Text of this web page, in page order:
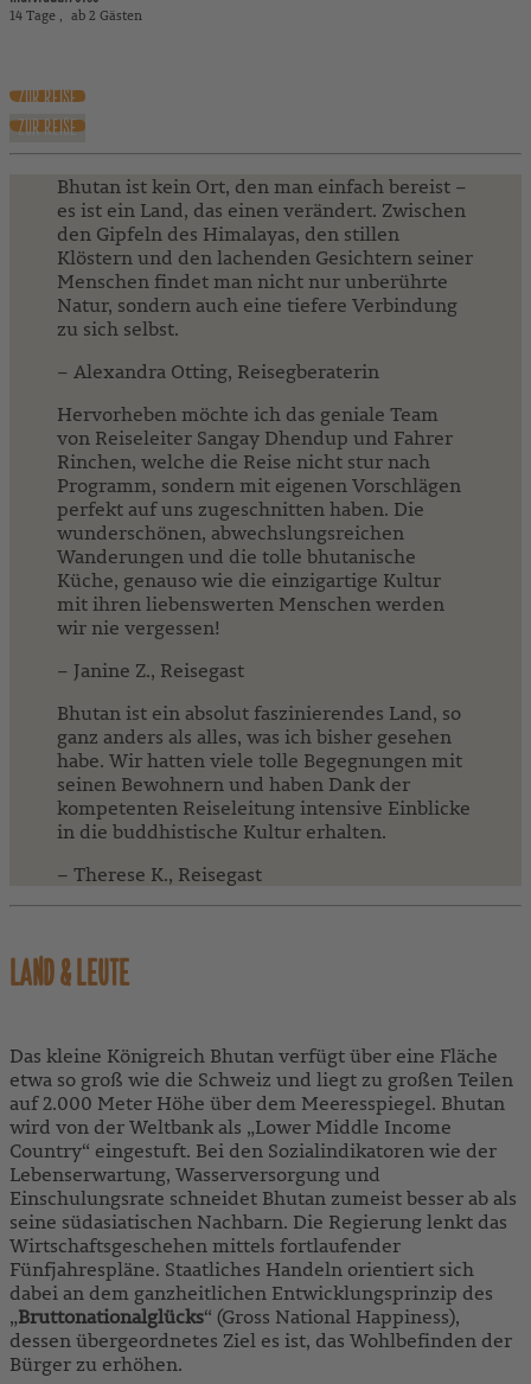
14 Tage ab 2 Gästen
ZUR REISE
ZUR REISE
Bhutan ist kein Ort, den man einfach bereist –
es ist ein Land, das einen verändert. Zwischen
den Gipfeln des Himalayas, den stillen
Klöstern und den lachenden Gesichtern seiner
Menschen findet man nicht nur unberührte
Natur, sondern auch eine tiefere Verbindung
zu sich selbst.
– Alexandra Otting, Reisegberaterin
Hervorheben möchte ich das geniale Team
von Reiseleiter Sangay Dhendup und Fahrer
Rinchen, welche die Reise nicht stur nach
Programm, sondern mit eigenen Vorschlägen
perfekt auf uns zugeschnitten haben. Die
wunderschönen, abwechslungsreichen
Wanderungen und die tolle bhutanische
Küche, genauso wie die einzigartige Kultur
mit ihren liebenswerten Menschen werden
wir nie vergessen!
– Janine Z., Reisegast
Bhutan ist ein absolut faszinierendes Land, so
ganz anders als alles, was ich bisher gesehen
habe. Wir hatten viele tolle Begegnungen mit
seinen Bewohnern und haben Dank der
kompetenten Reiseleitung intensive Einblicke
in die buddhistische Kultur erhalten.
– Therese K., Reisegast
LAND & LEUTE
Das kleine Königreich Bhutan verfügt über eine Fläche
etwa so groß wie die Schweiz und liegt zu großen Teilen
auf 2.000 Meter Höhe über dem Meeresspiegel. Bhutan
wird von der Weltbank als „Lower Middle Income
Country“ eingestuft. Bei den Sozialindikatoren wie der
Lebenserwartung, Wasserversorgung und
Einschulungsrate schneidet Bhutan zumeist besser ab als
seine südasiatischen Nachbarn. Die Regierung lenkt das
Wirtschaftsgeschehen mittels fortlaufender
Fünfjahrespläne. Staatliches Handeln orientiert sich
dabei an dem ganzheitlichen Entwicklungsprinzip des
„Bruttonationalglücks“ (Gross National Happiness),
dessen übergeordnetes Ziel es ist, das Wohlbefinden der
Bürger zu erhöhen.